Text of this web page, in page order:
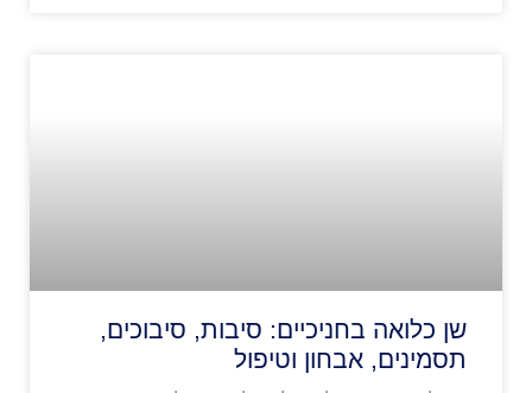
שן כלואה בחניכיים: סיבות, סיבוכים,
תסמינים, אבחון וטיפול